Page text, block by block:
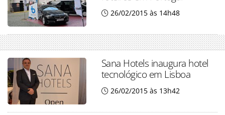
26/02/2015 às 14h48
Sana Hotels inaugura hotel
tecnológico em Lisboa
26/02/2015 às 13h42